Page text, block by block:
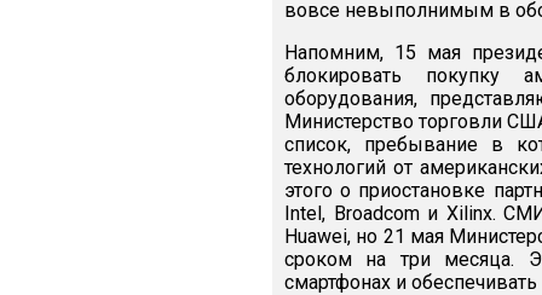
вовсе невыполнимым в
Напомним, 15 мая
блокировать покупку
оборудования,
Министерство торговли
список, пребывание в
технологий от
этого о приостановке
Intel, Broadcom и Xilinx.
Huawei, но 21 мая
сроком на три месяца.
смартфонах и